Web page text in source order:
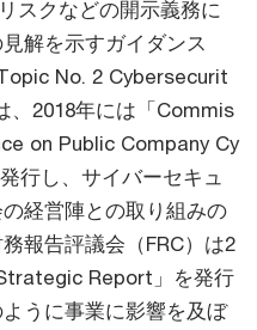
スクなどの開示義務に
解を示すガイダンス
No. 2 Cybersecurit
、2018年には「Commis
on Public Company Cy
行し、サイバーセキュ
経営陣との取り組みの
報告評議会（FRC）は2
Report」を発行
うに事業に影響を及ぼ